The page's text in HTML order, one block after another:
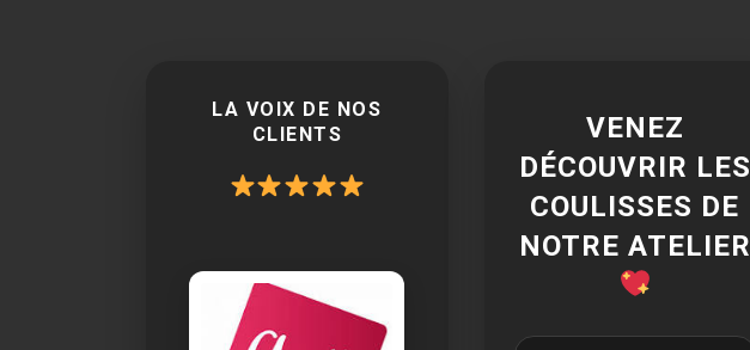
LA VOIX DE NOS
CLIENTS
VENEZ
DÉCOUVRIR LES
COULISSES DE
NOTRE ATELIER